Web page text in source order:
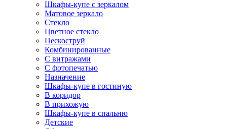
Шкафы-купе с зеркалом
Матовое зеркало
Стекло
Цветное стекло
Пескоструй
Комбинированные
С витражами
С фотопечатью
Назначение
Шкафы-купе в гостиную
В коридор
В прихожую
Шкафы-купе в спальню
Детские